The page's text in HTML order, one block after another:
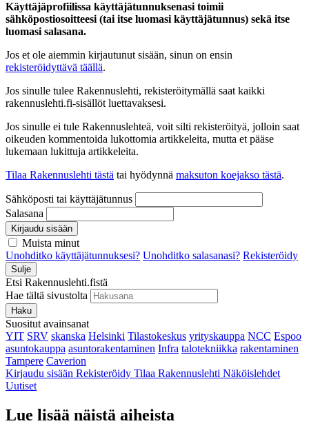
Käyttäjäprofiilissa käyttäjätunnuksenasi toimii
sähköpostiosoitteesi (tai itse luomasi käyttäjätunnus) sekä itse
luomasi salasana.
Jos et ole aiemmin kirjautunut sisään, sinun on ensin
rekisteröidyttävä täällä.
Jos sinulle tulee Rakennuslehti, rekisteröitymällä saat kaikki
rakennuslehti.fi-sisällöt luettavaksesi.
Jos sinulle ei tule Rakennuslehteä, voit silti rekisteröityä, jolloin saat
oikeuden kommentoida lukottomia artikkeleita, mutta et pääse
lukemaan lukittuja artikkeleita.
Tilaa Rakennuslehti tästä tai hyödynnä maksuton koejakso tästä.
Sähköposti tai käyttäjätunnus
Salasana
Kirjaudu sisään
Muista minut
Unohditko käyttäjätunnuksesi? Unohditko salasanasi? Rekisteröidy
Sulje
Etsi Rakennuslehti.fistä
Hae tältä sivustolta
Haku
Suositut avainsanat
YIT SRV skanska Helsinki Tilastokeskus yrityskauppa NCC Espoo
asuntokauppa asuntorakentaminen Infra talotekniikka rakentaminen
Tampere Caverion
Kirjaudu sisään Rekisteröidy Tilaa Rakennuslehti Näköislehdet
Uutiset
Lue lisää näistä aiheista